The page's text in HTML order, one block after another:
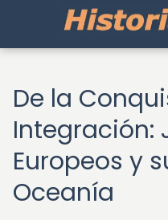
De la
Integración:
Europeos y
Oceanía